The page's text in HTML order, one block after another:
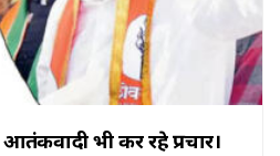
भी कर रहे प्रचार।